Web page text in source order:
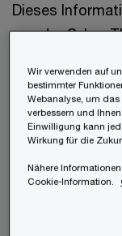
Dieses
aus der Cyber
Ob Sie Ihre
erst aufbauen
Möglichkeiten
blinde Flecken
Wir verwenden auf
bestimmter
Webanalyse, um
verbessern und
Einwilligung kann
Wirkung für die
Nähere
Cookie-Information.